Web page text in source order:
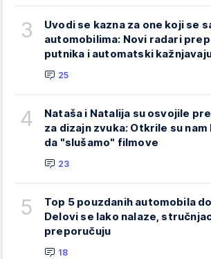
3
Uvodi se kazna za one koji se
automobilima: Novi radari
putnika i automatski
25
4
Nataša i Natalija su osvojile
za dizajn zvuka: Otkrile su
da "slušamo" filmove
23
5
Top 5 pouzdanih automobila
Delovi se lako nalaze,
preporučuju
18